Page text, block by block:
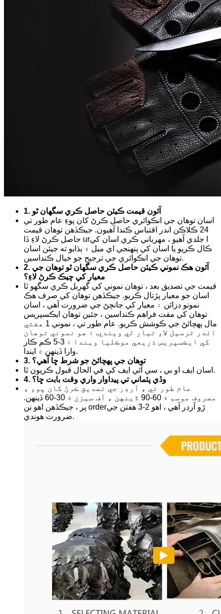
1. آئون قيمت ڪيئن حاصل ڪري سگهان ٿو
اسان توهان جي انڪوائري حاصل ڪرڻ کان پوءِ عام طور تي
24 ڪلاڪن اندر اقتباس ڪندا آهيون. جيڪڏهن توهان قيمت
حاصل ڪرڻ لاءِ ڏا urا جلدي آهيو ، مهرباني ڪري اسان کي
ڪال ڪريو يا اسان کي پنهنجي اي ميل ۾ ٻڌايو ته جيئن اسان
توهان جي انڪوائري جي ترجيح جو خيال ڪنداسين.
2. آئون هڪ نموني ڪيئن حاصل ڪري سگهان ٿو توهان جي
معيار کي چيڪ ڪرڻ لاءِ؟
قيمت جي تصديق بعد ، توهان نموني کي گهربل ڪري سگهو ٿا
اسان جو معيار پڙتال ڪريو. جيڪڏهن توهان کي صرف هڪ
نمونو ڊزائن ۽ معيار کي جانچڻ جي ضرورت آهي ، اسان
توهان کي مفت فراهم ڪنداسين ، جئين توهان ايڪسپريس
مال پهچائڻ جي ڪوشش ڪريو. عام طور تي ، نموني 1 هفتي
اندر ترسيل لاءِ تيار ٿي ويندي. ۽ هو نموني توهان
کي ايڪسپريس ذريعي موڪليا ويندا ۽ 3-5 ڪم ڪار
وارا ڏينهن ۾ ايندا.
3. توهان جي پهچائڻ جو شرط ڇا آهي؟
اسان ايف او بي ، سي آئي ايف کي في الحال قبول ڪريون ٿا.
4. وڏي پئماني تي پيداوار واري وقت بابت ڇا؟
عام طور تي ، آرڊر جي تصديق ڪرڻ کان پوءِ ،
مصروف موسم ۾ 60-90 ڏينهن ، آف سيزن ۾ 30-60 ڏينهن.
پر ، جيڪڏهن اهو نن orderڙو آرڊر آهي ، اهو 2-3 هفتن جي
ضرورت هوندي.